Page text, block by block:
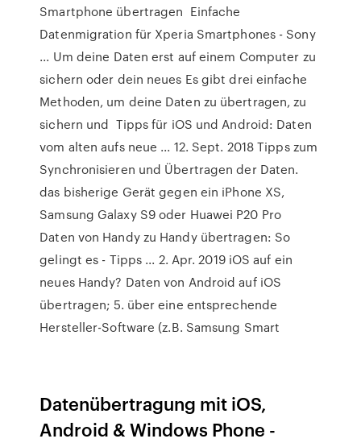
Smartphone übertragen Einfache
Datenmigration für Xperia Smartphones - Sony
... Um deine Daten erst auf einem Computer zu
sichern oder dein neues Es gibt drei einfache
Methoden, um deine Daten zu übertragen, zu
sichern und Tipps für iOS und Android: Daten
vom alten aufs neue ... 12. Sept. 2018 Tipps zum
Synchronisieren und Übertragen der Daten.
das bisherige Gerät gegen ein iPhone XS,
Samsung Galaxy S9 oder Huawei P20 Pro
Daten von Handy zu Handy übertragen: So
gelingt es - Tipps ... 2. Apr. 2019 iOS auf ein
neues Handy? Daten von Android auf iOS
übertragen; 5. über eine entsprechende
Hersteller-Software (z.B. Samsung Smart
Datenübertragung mit iOS,
Android & Windows Phone -